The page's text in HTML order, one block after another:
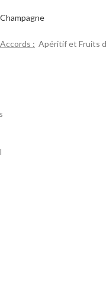
Champagne
Accords : Apéritif et Fruits